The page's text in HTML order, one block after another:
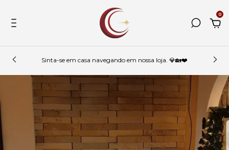
0
Sinta-se em casa navegando em nossa loja. 💎🏡❤️